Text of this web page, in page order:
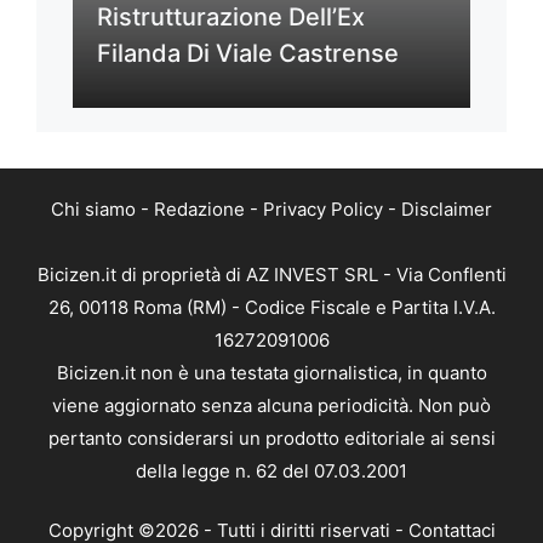
Ristrutturazione Dell’Ex
Filanda Di Viale Castrense
Chi siamo - Redazione - Privacy Policy - Disclaimer
Bicizen.it di proprietà di AZ INVEST SRL - Via Conflenti
26, 00118 Roma (RM) - Codice Fiscale e Partita I.V.A.
16272091006
Bicizen.it non è una testata giornalistica, in quanto
viene aggiornato senza alcuna periodicità. Non può
pertanto considerarsi un prodotto editoriale ai sensi
della legge n. 62 del 07.03.2001
Copyright ©2026 - Tutti i diritti riservati - Contattaci